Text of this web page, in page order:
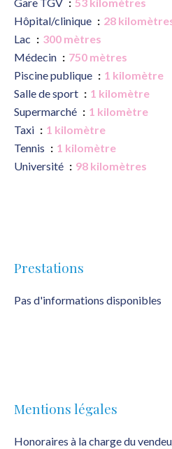
Hôpital/clinique
28
Lac
300 mètres
Médecin
750 mètres
Piscine publique
1 kilomètre
Salle de sport
1 kilomètre
Supermarché
1 kilomètre
Taxi
1 kilomètre
Tennis
1 kilomètre
Université
98 kilomètres
Prestations
Pas d'informations disponibles
Mentions légales
Honoraires à la charge du